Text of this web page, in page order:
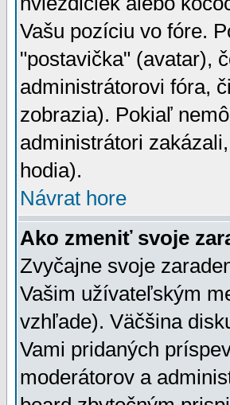
Vašu pozíciu vo fóre.
"postavička" (avatar),
administrátorovi fóra,
zobrazia). Pokiaľ
administrátori
hodia).
Návrat hore
Ako zmeniť svoje
Zvyčajne svoje
Vašim užívateľským
vzhľade). Väčšina
Vami pridaných
moderátorov a